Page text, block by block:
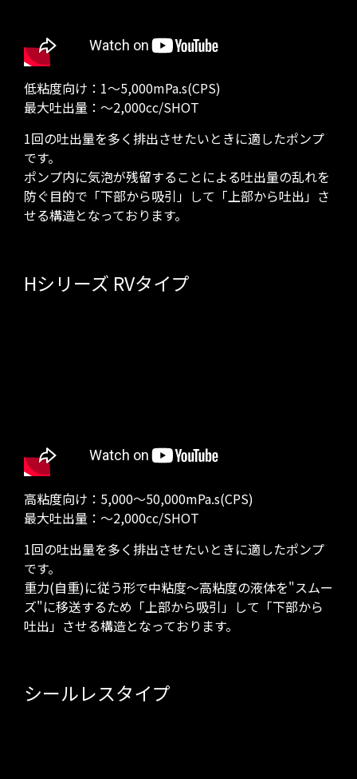
低粘度向け：1～5,000mPa.s(CPS)
最大吐出量：～2,000cc/SHOT
1回の吐出量を多く排出させたいときに適したポンプ
です。
ポンプ内に気泡が残留することによる吐出量の乱れを
防ぐ目的で「下部から吸引」して「上部から吐出」さ
せる構造となっております。
Hシリーズ RVタイプ
高粘度向け：5,000～50,000mPa.s(CPS)
最大吐出量：～2,000cc/SHOT
1回の吐出量を多く排出させたいときに適したポンプ
です。
重力(自重)に従う形で中粘度～高粘度の液体を"スムー
ズ"に移送するため「上部から吸引」して「下部から
吐出」させる構造となっております。
シールレスタイプ